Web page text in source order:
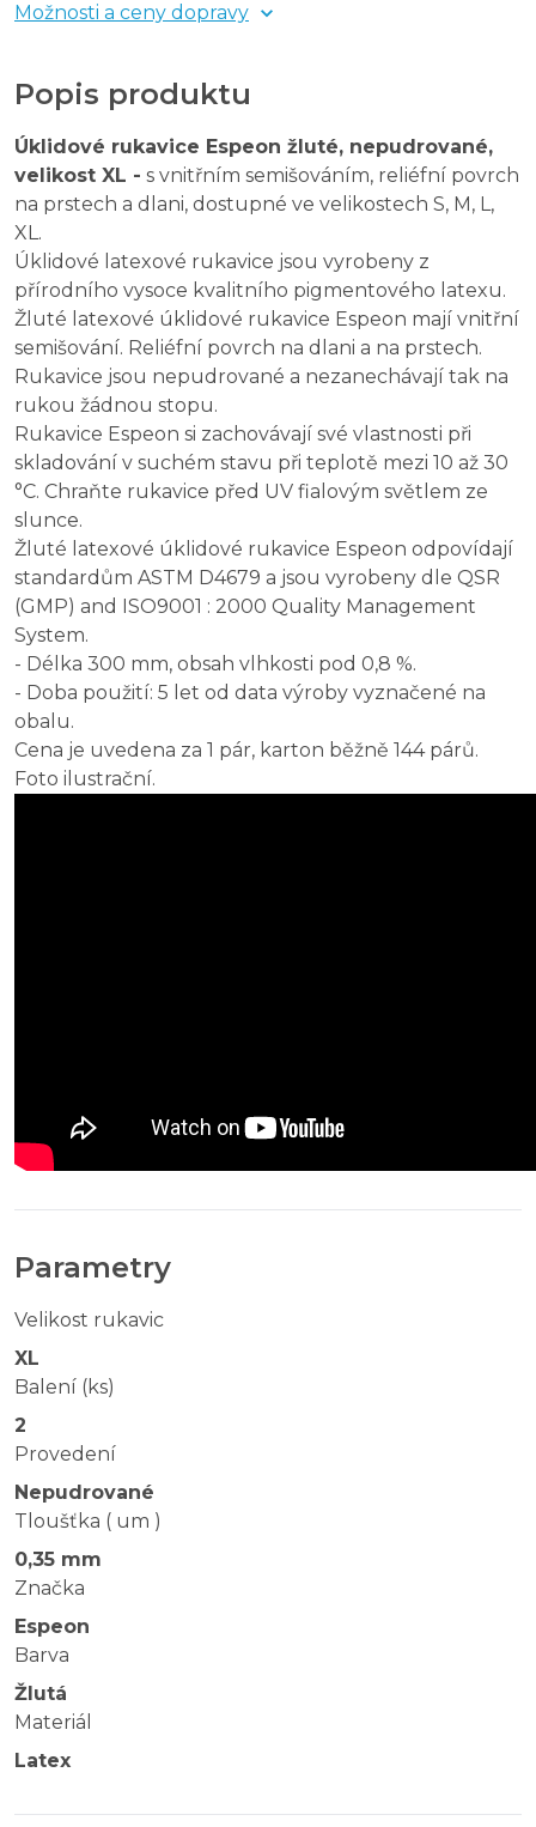
Možnosti a ceny dopravy
Popis produktu
Úklidové rukavice Espeon žluté, nepudrované,
velikost XL - s vnitřním semišováním, reliéfní povrch
na prstech a dlani, dostupné ve velikostech S, M, L,
XL.
Úklidové latexové rukavice jsou vyrobeny z
přírodního vysoce kvalitního pigmentového latexu.
Žluté latexové úklidové rukavice Espeon mají vnitřní
semišování. Reliéfní povrch na dlani a na prstech.
Rukavice jsou nepudrované a nezanechávají tak na
rukou žádnou stopu.
Rukavice Espeon si zachovávají své vlastnosti při
skladování v suchém stavu při teplotě mezi 10 až 30
°C. Chraňte rukavice před UV fialovým světlem ze
slunce.
Žluté latexové úklidové rukavice Espeon odpovídají
standardům ASTM D4679 a jsou vyrobeny dle QSR
(GMP) and ISO9001 : 2000 Quality Management
System.
- Délka 300 mm, obsah vlhkosti pod 0,8 %.
- Doba použití: 5 let od data výroby vyznačené na
obalu.
Cena je uvedena za 1 pár, karton běžně 144 párů.
Foto ilustrační.
Parametry
Velikost rukavic
XL
Balení (ks)
2
Provedení
Nepudrované
Tloušťka ( um )
0,35 mm
Značka
Espeon
Barva
Žlutá
Materiál
Latex